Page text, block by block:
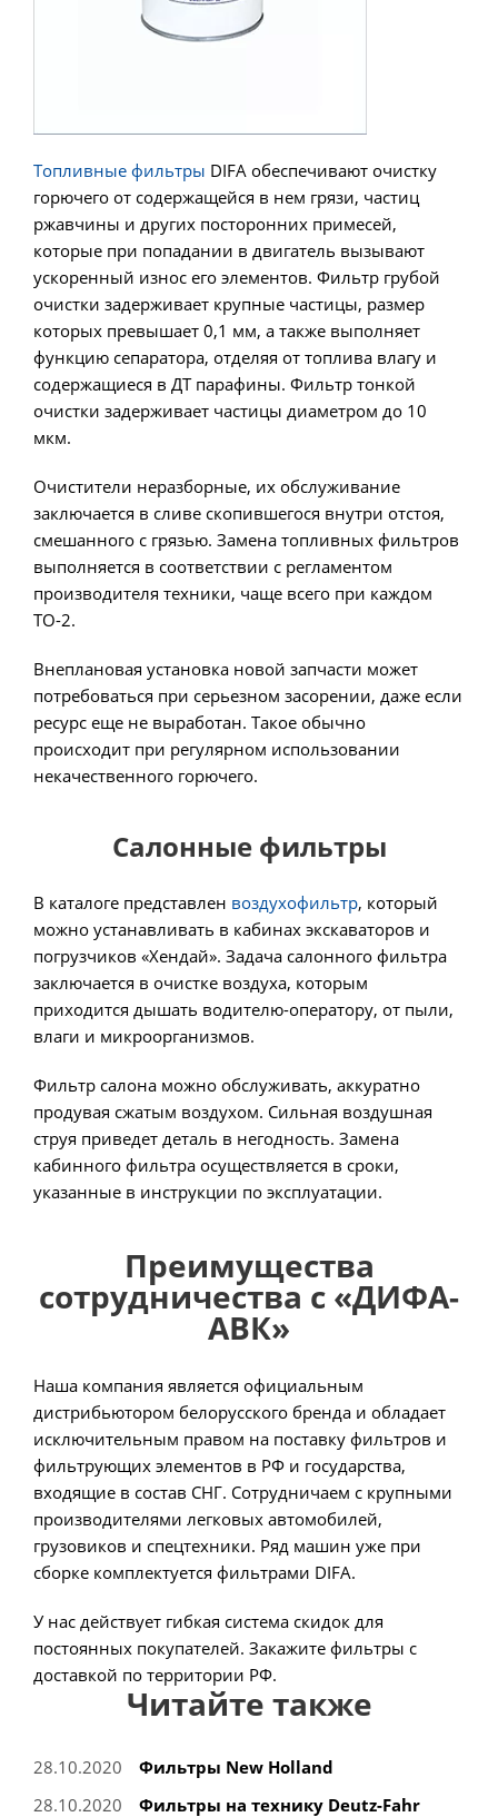
Топливные фильтры DIFA обеспечивают очистку
горючего от содержащейся в нем грязи, частиц
ржавчины и других посторонних примесей,
которые при попадании в двигатель вызывают
ускоренный износ его элементов. Фильтр грубой
очистки задерживает крупные частицы, размер
которых превышает 0,1 мм, а также выполняет
функцию сепаратора, отделяя от топлива влагу и
содержащиеся в ДТ парафины. Фильтр тонкой
очистки задерживает частицы диаметром до 10
мкм.
Очистители неразборные, их обслуживание
заключается в сливе скопившегося внутри отстоя,
смешанного с грязью. Замена топливных фильтров
выполняется в соответствии с регламентом
производителя техники, чаще всего при каждом
ТО-2.
Внеплановая установка новой запчасти может
потребоваться при серьезном засорении, даже если
ресурс еще не выработан. Такое обычно
происходит при регулярном использовании
некачественного горючего.
Салонные фильтры
В каталоге представлен воздухофильтр, который
можно устанавливать в кабинах экскаваторов и
погрузчиков «Хендай». Задача салонного фильтра
заключается в очистке воздуха, которым
приходится дышать водителю-оператору, от пыли,
влаги и микроорганизмов.
Фильтр салона можно обслуживать, аккуратно
продувая сжатым воздухом. Сильная воздушная
струя приведет деталь в негодность. Замена
кабинного фильтра осуществляется в сроки,
указанные в инструкции по эксплуатации.
Преимущества
сотрудничества с «ДИФА-
АВК»
Наша компания является официальным
дистрибьютором белорусского бренда и обладает
исключительным правом на поставку фильтров и
фильтрующих элементов в РФ и государства,
входящие в состав СНГ. Сотрудничаем с крупными
производителями легковых автомобилей,
грузовиков и спецтехники. Ряд машин уже при
сборке комплектуется фильтрами DIFA.
У нас действует гибкая система скидок для
постоянных покупателей. Закажите фильтры с
доставкой по территории РФ.
Читайте также
28.10.2020
Фильтры New Holland
28.10.2020
Фильтры на технику Deutz-Fahr